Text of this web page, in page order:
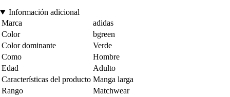
Información adicional
Marca
adidas
Color
bgreen
Color dominante
Verde
Como
Hombre
Edad
Adulto
Características del producto Manga larga
Rango
Matchwear